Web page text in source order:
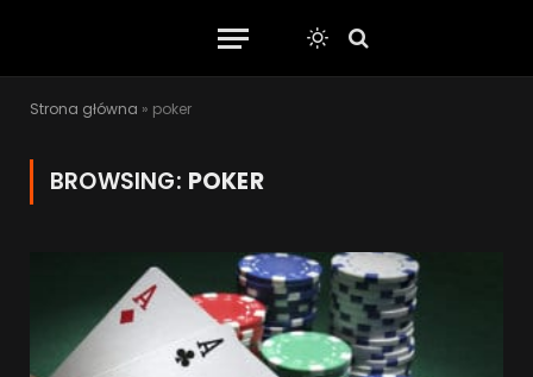
Strona główna » poker
BROWSING: POKER